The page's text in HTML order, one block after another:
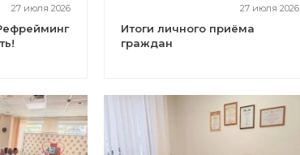
27 июля 2026 27 июля 2026
Итоги личного приёма
граждан